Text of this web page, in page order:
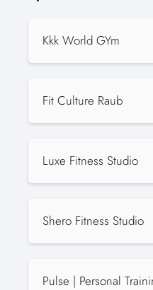
Kkk World GYm
Fit Culture Raub
Luxe Fitness Studio
Shero Fitness Studio
Pulse | Personal